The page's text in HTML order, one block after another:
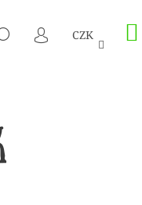
HLEDAT
PŘIHLÁŠENÍ
CZK